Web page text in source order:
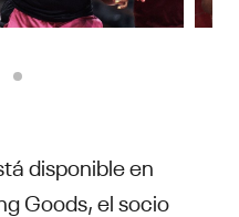
disponible en
Goods, el socio